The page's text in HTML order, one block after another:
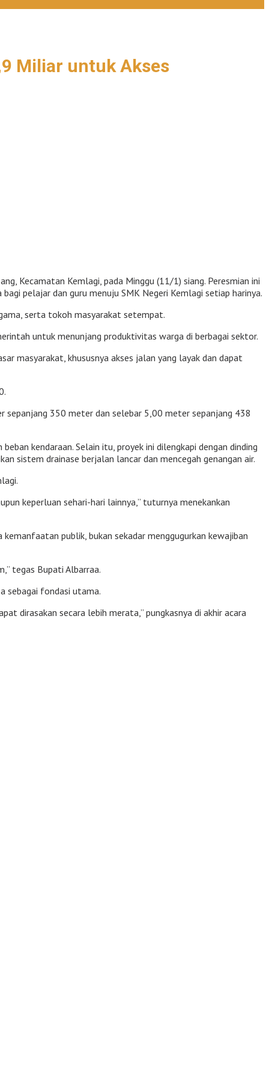
Miliar untuk Akses
Kecamatan Kemlagi, pada Minggu (11/1) siang. Peresmian ini
pelajar dan guru menuju SMK Negeri Kemlagi setiap harinya.
serta tokoh masyarakat setempat.
untuk menunjang produktivitas warga di berbagai sektor.
masyarakat, khususnya akses jalan yang layak dan dapat
sepanjang 350 meter dan selebar 5,00 meter sepanjang 438
kendaraan. Selain itu, proyek ini dilengkapi dengan dinding
sistem drainase berjalan lancar dan mencegah genangan air.
keperluan sehari-hari lainnya,” tuturnya menekankan
publik, bukan sekadar menggugurkan kewajiban
tegas Bupati Albarraa.
sebagai fondasi utama.
dirasakan secara lebih merata,” pungkasnya di akhir acara